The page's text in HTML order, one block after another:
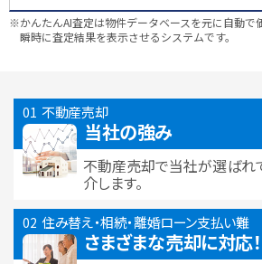
※かんたんAI査定は物件データベースを元に自動で
瞬時に査定結果を表示させるシステムです。
不動産売却
当社の強み
不動産売却で当社が選ばれ
介します。
住み替え・相続・離婚ローン支払い難
さまざまな売却に対応！